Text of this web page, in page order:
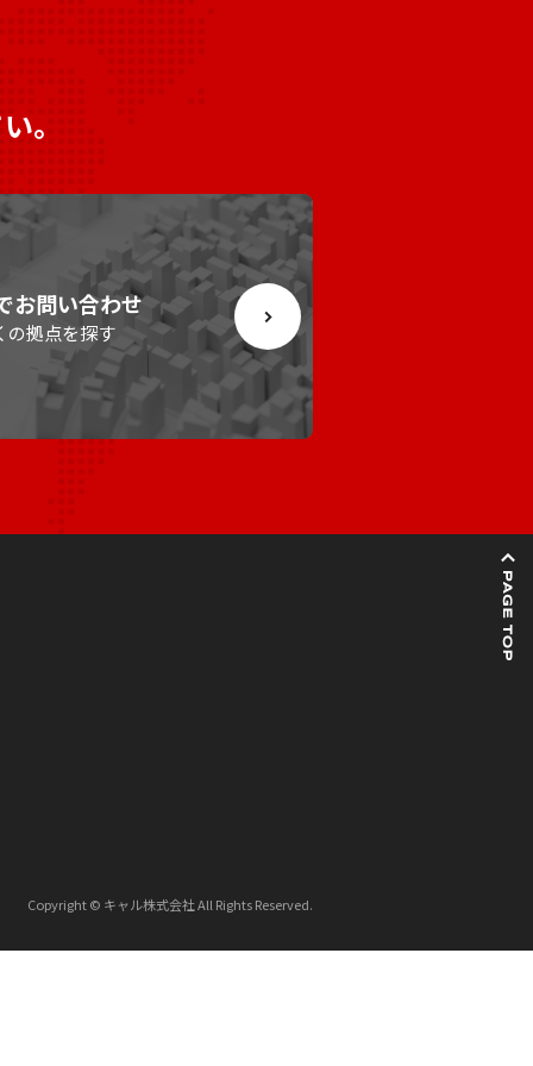
。
お問い合わせ
の拠点を探す
Copyright© キャル株式会社 All Rights Reserved.